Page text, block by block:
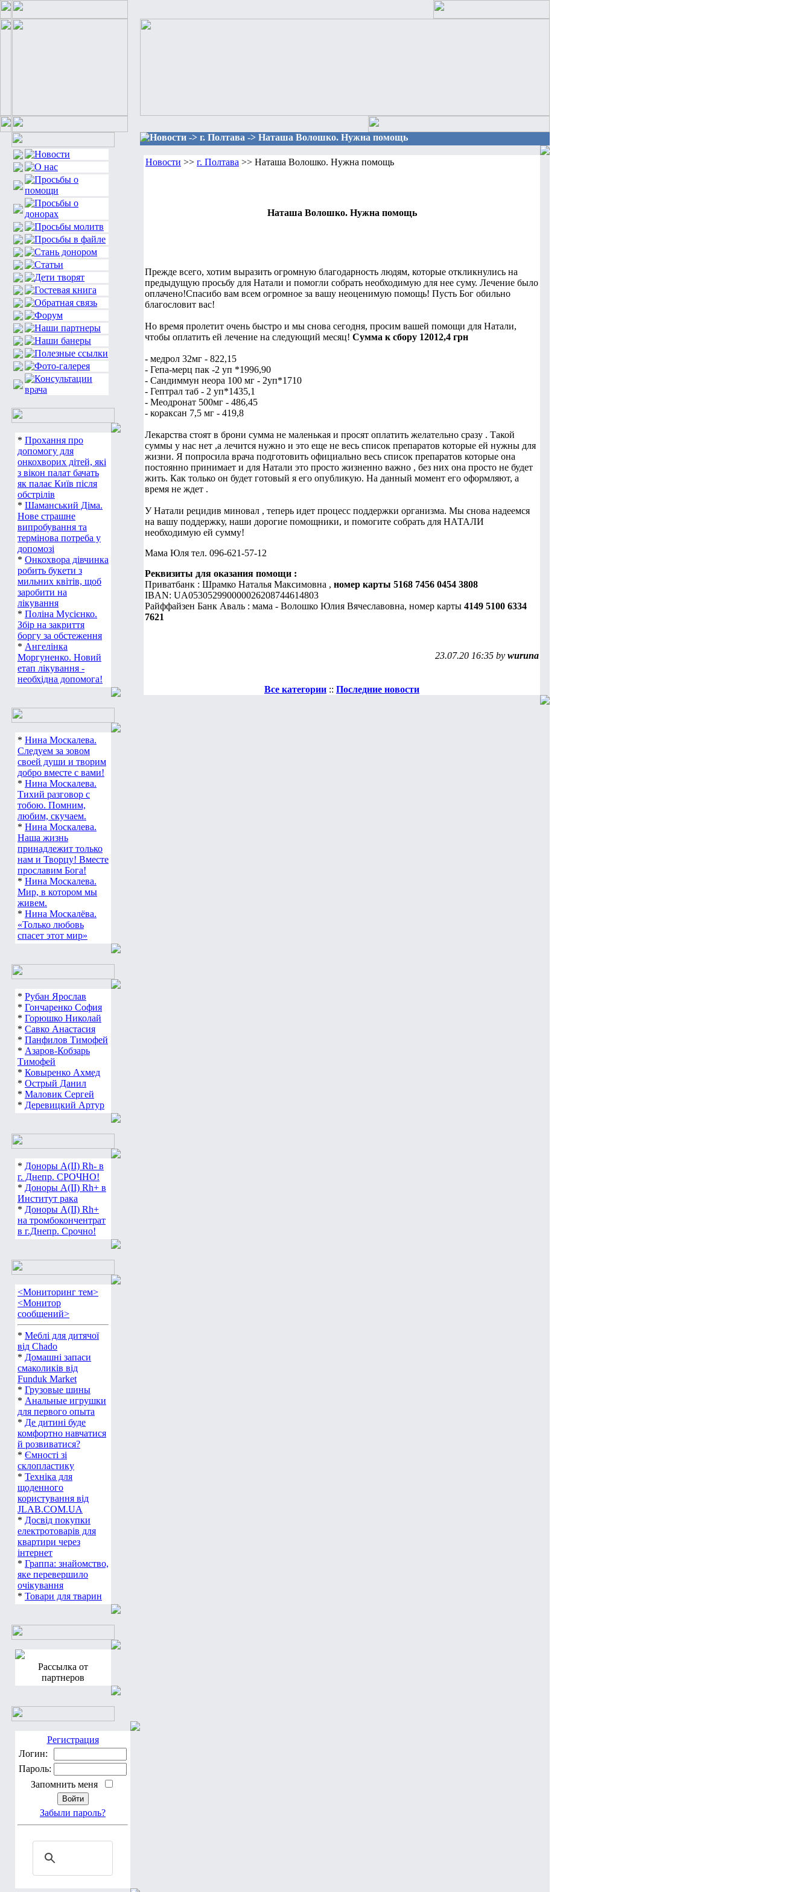
* Прохання про
допомогу для
онкохворих дітей, які
з вікон палат бачать
як палає Київ після
обстрілів
* Шаманський Діма.
Нове страшне
випробування та
термінова потреба у
допомозі
* Онкохвора дівчинка
робить букети з
мильних квітів, щоб
заробити на
лікування
* Поліна Мусієнко.
Збір на закриття
боргу за обстеження
* Ангелінка
Моргуненко. Новий
етап лікування -
необхідна допомога!
* Нина Москалева.
Следуем за зовом
своей души и творим
добро вместе с вами!
* Нина Москалева.
Тихий разговор с
тобою. Помним,
любим, скучаем.
* Нина Москалева.
Наша жизнь
принадлежит только
нам и Творцу! Вместе
прославим Бога!
* Нина Москалева.
Мир, в котором мы
живем.
* Нина Москалёва.
«Только любовь
спасет этот мир»
* Рубан Ярослав
* Гончаренко София
* Горюшко Николай
* Савко Анастасия
* Панфилов Тимофей
* Азаров-Кобзарь
Тимофей
* Ковыренко Ахмед
* Острый Данил
* Маловик Сергей
* Деревицкий Артур
* Доноры А(ІІ) Rh- в
г. Днепр. СРОЧНО!
* Доноры А(ІІ) Rh+ в
Институт рака
* Доноры А(ІІ) Rh+
на тромбокончентрат
в г.Днепр. Срочно!
<Мониторинг тем>
<Монитор
сообщений>
* Меблі для дитячої
від Chado
* Домашні запаси
смаколиків від
Funduk Market
* Грузовые шины
* Анальные игрушки
для первого опыта
* Де дитині буде
комфортно навчатися
й розвиватися?
* Ємності зі
склопластику
* Техніка для
щоденного
користування від
JLAB.COM.UA
* Досвід покупки
електротоварів для
квартири через
інтернет
* Граппа: знайомство,
яке перевершило
очікування
* Товари для тварин
Рассылка от
партнеров
Регистрация
Логин:
Пароль:
Запомнить меня
Забыли пароль?
Новости -> г. Полтава -> Наташа Волошко. Нужна помощь
Новости >> г. Полтава >> Наташа Волошко. Нужна помощь
Наташа Волошко. Нужна помощь
Прежде всего, хотим выразить огромную благодарность людям, которые откликнулись на
предыдущую просьбу для Натали и помогли собрать необходимую для нее суму. Лечение было
оплачено!Спасибо вам всем огромное за вашу неоценимую помощь! Пусть Бог обильно
благословит вас!
Но время пролетит очень быстро и мы снова сегодня, просим вашей помощи для Натали,
чтобы оплатить ей лечение на следующий месяц! Сумма к сбору 12012,4 грн
- медрол 32мг - 822,15
- Гепа-мерц пак -2 уп *1996,90
- Сандиммун неора 100 мг - 2уп*1710
- Гептрал таб - 2 уп*1435,1
- Меодронат 500мг - 486,45
- кораксан 7,5 мг - 419,8
Лекарства стоят в брони сумма не маленькая и просят оплатить желательно сразу . Такой
суммы у нас нет ,а лечится нужно и это еще не весь список препаратов которые ей нужны для
жизни. Я попросила врача подготовить официально весь список препаратов которые она
постоянно принимает и для Натали это просто жизненно важно , без них она просто не будет
жить. Как только он будет готовый я его опубликую. На данный момент его оформляют, а
время не ждет .
У Натали рецидив миновал , теперь идет процесс поддержки организма. Мы снова надеемся
на вашу поддержку, наши дорогие помощники, и помогите собрать для НАТАЛИ
необходимую ей сумму!
Мама Юля тел. 096-621-57-12
Реквизиты для оказания помощи :
Приватбанк : Шрамко Наталья Максимовна , номер карты 5168 7456 0454 3808
IBAN: UA053052990000026208744614803
Райффайзен Банк Аваль : мама - Волошко Юлия Вячеславовна, номер карты 4149 5100 6334
7621
23.07.20 16:35 by wuruna
Все категории :: Последние новости